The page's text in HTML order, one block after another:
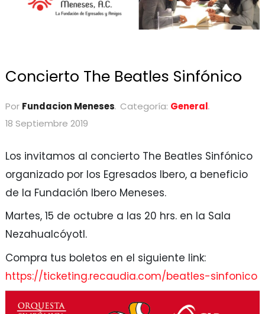
Concierto The Beatles Sinfónico
Por Fundacion Meneses Categoría: General
18 Septiembre 2019
Los invitamos al concierto The Beatles Sinfónico
organizado por los Egresados Ibero, a beneficio
de la Fundación Ibero Meneses.
Martes, 15 de octubre a las 20 hrs. en la Sala
Nezahualcóyotl.
Compra tus boletos en el siguiente link:
https://ticketing.recaudia.com/beatles-sinfonico